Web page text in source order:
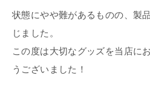
状態にやや難があるものの、製
じました。
この度は大切なグッズを当店に
うございました！